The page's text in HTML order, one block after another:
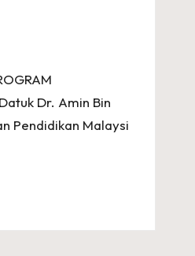
Dr. Amin Bin
Pendidikan Malaysi